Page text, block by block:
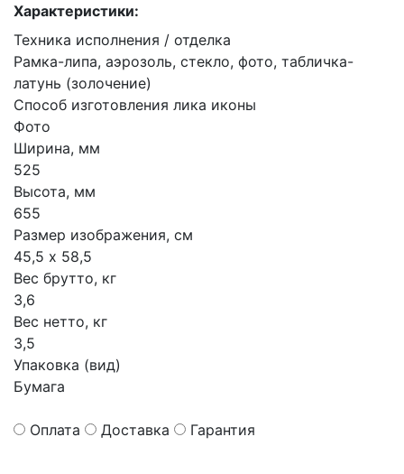
Характеристики:
Техника исполнения / отделка
Рамка-липа, аэрозоль, стекло, фото, табличка-
латунь (золочение)
Способ изготовления лика иконы
Фото
Ширина, мм
525
Высота, мм
655
Размер изображения, см
45,5 х 58,5
Вес брутто, кг
3,6
Вес нетто, кг
3,5
Упаковка (вид)
Бумага
Оплата Доставка Гарантия